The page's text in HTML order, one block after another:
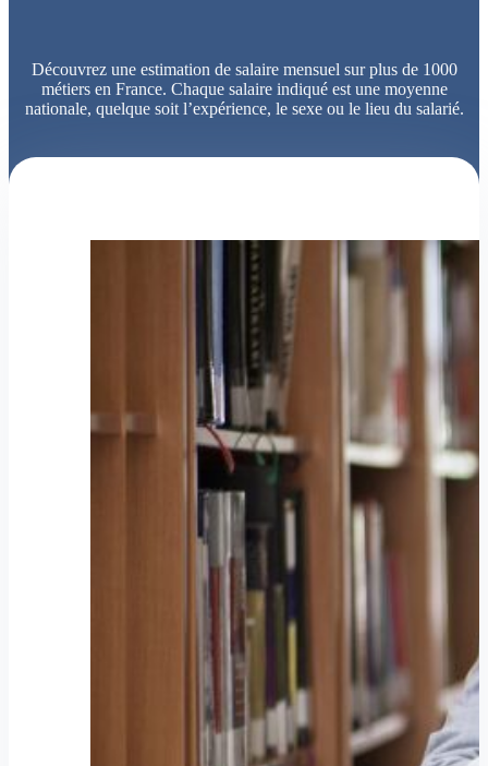
Découvrez une estimation de salaire mensuel sur plus de 1000
métiers en France. Chaque salaire indiqué est une moyenne
nationale, quelque soit l’expérience, le sexe ou le lieu du salarié.